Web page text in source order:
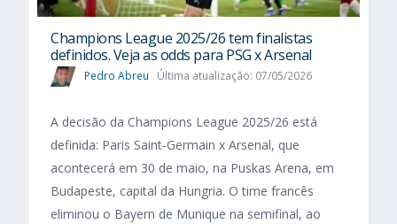
Champions League 2025/26 tem finalistas
definidos. Veja as odds para PSG x Arsenal
Pedro Abreu Última atualização: 07/05/2026
A decisão da Champions League 2025/26 está
definida: Paris Saint-Germain x Arsenal, que
acontecerá em 30 de maio, na Puskas Arena, em
Budapeste, capital da Hungria. O time francês
eliminou o Bayern de Munique na semifinal, ao